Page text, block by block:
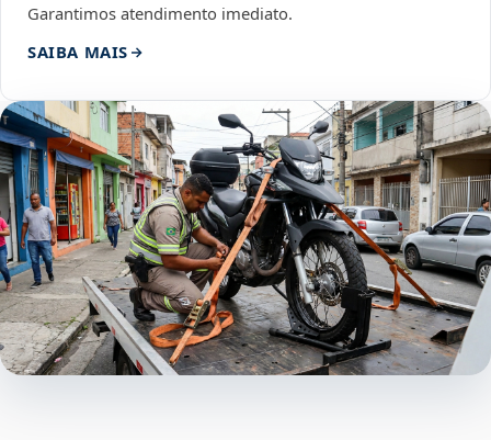
Garantimos atendimento imediato.
SAIBA MAIS